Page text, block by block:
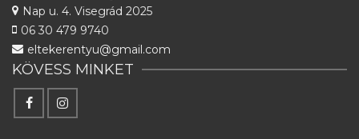
Nap u. 4. Visegrád 2025
06 30 479 9740
eltekerentyu@gmail.com
KÖVESS MINKET